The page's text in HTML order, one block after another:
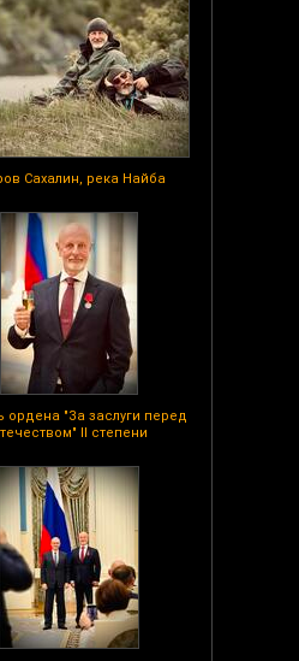
Сахалин, река Найба
ордена "За заслуги перед
II степени